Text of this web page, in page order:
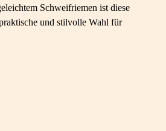
Schweifriemen ist diese
und stilvolle Wahl für